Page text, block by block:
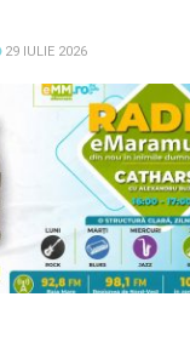
29 IULIE 2026